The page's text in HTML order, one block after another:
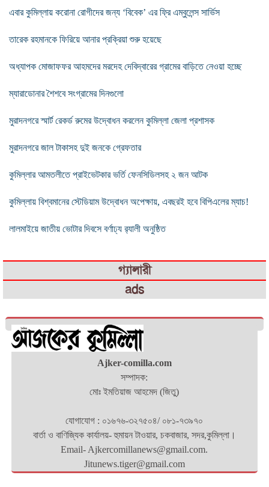
এবার কুমিল্লায় করোনা রোগীদের জন্য ‘বিবেক’ এর ফ্রি এম্বুলেন্স সার্ভিস
তারেক রহমানকে ফিরিয়ে আনার প্রক্রিয়া শুরু হয়েছে
অধ্যাপক মোজাফফর আহমদের মরদেহ দেবিদ্বারের গ্রামের বাড়িতে নেওয়া হচ্ছে
ম্যারাডোনার শৈশবে সংগ্রামের দিনগুলো
মুরাদনগরে স্মার্ট রেকর্ড রুমের উদ্বোধন করলেন কুমিল্লা জেলা প্রশাসক
মুরাদনগরে জাল টাকাসহ দুই জনকে গ্রেফতার
কুমিল্লার আমতলীতে প্রাইভেটকার ভর্তি ফেনসিডিলসহ ২ জন আটক
কুমিল্লায় বিশ্বমানের স্টেডিয়াম উদ্বোধন অপেক্ষায়, এবছরই হবে বিপিএলের ম্যাচ!
লালমাইয়ে জাতীয় ভোটার দিবসে বর্ণাঢ্য র‍্যালী অনুষ্ঠিত
গ্যালারী
ads
Ajker-comilla.com
সম্পাদক:
মোঃ ইমতিয়াজ আহমেদ (জিতু)
যোগাযোগ : ০১৬৭৬-৩২৭৫০৪/ ০৮১-৭৩৯৭০
বার্তা ও বাণিজ্যিক কার্যালয়- হুমায়ন টাওয়ার, চকবাজার, সদর,কুমিল্লা।
Email- Ajkercomillanews@gmail.com.
Jitunews.tiger@gmail.com